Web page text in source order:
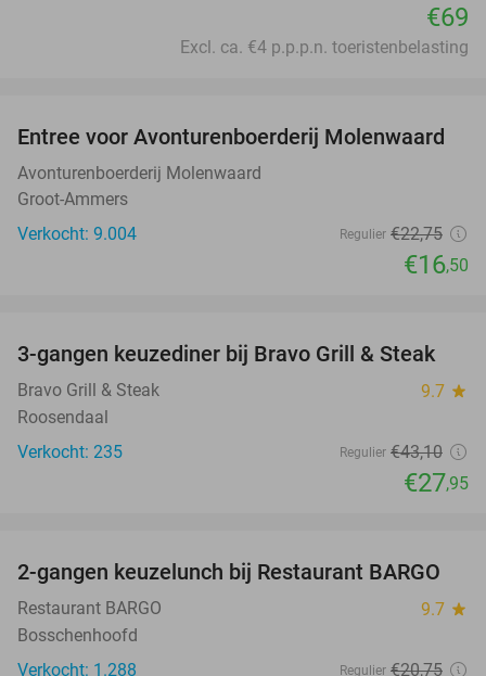
€69
Excl. ca. €4 p.p.p.n. toeristenbelasting
27%
Entree voor Avonturenboerderij Molenwaard
Avonturenboerderij Molenwaard
Groot-Ammers
Verkocht: 9.004
Regulier €22,75
€16,50
35%
3-gangen keuzediner bij Bravo Grill & Steak
Bravo Grill & Steak 9.7 star
Roosendaal
Verkocht: 235
Regulier €43,10
€27,95
33%
2-gangen keuzelunch bij Restaurant BARGO
Restaurant BARGO 9.7 star
Bosschenhoofd
Verkocht: 1.288
Regulier €20,75